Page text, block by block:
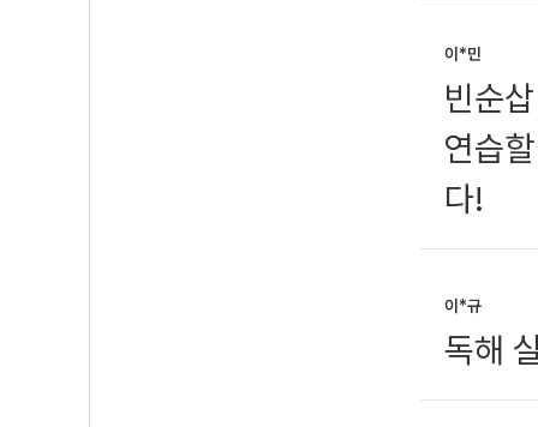
이*민
빈순
연습
다!
이*규
독해